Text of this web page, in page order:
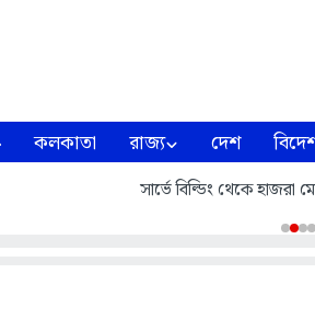
কলকাতা রাজ্য দেশ
সার্ভে বিল্ডিং থেকে হাজরা